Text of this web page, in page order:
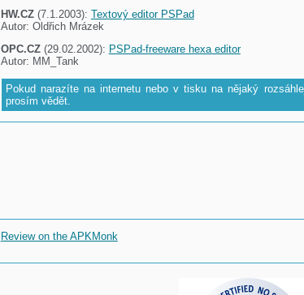
HW.CZ(7.1.2003): Textový editor PSPad
Autor: Oldřich Mrázek
OPC.CZ(29.02.2002): PSPad-freeware hexa editor
Autor: MM_Tank
Pokud narazíte na internetu nebo v tisku na nějaký
prosím vědět.
Review on the APKMonk